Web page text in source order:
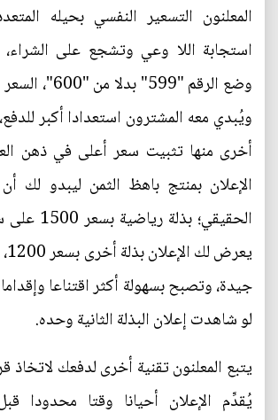
المعلنون التسعير النفسي بحيله
استجابة اللا وعي وتشجع على الشراء،
وضع الرقم "599"
ويُبدي معه المشترون استعدادا أكبر
أخرى منها تثبيت سعر أعلى في ذهن
الإعلان بمنتج باهظ الثمن ليبدو لك
الحقيقي؛
جيدة، وتصبح بسهولة أكثر اقتناعا
لو شاهدت إعلان البذلة الثانية وحده.
يتبع المعلنون تقنية أخرى لدفعك لاتخاذ
يُقدِّم الإعلان أحيانا وقتا محدودا